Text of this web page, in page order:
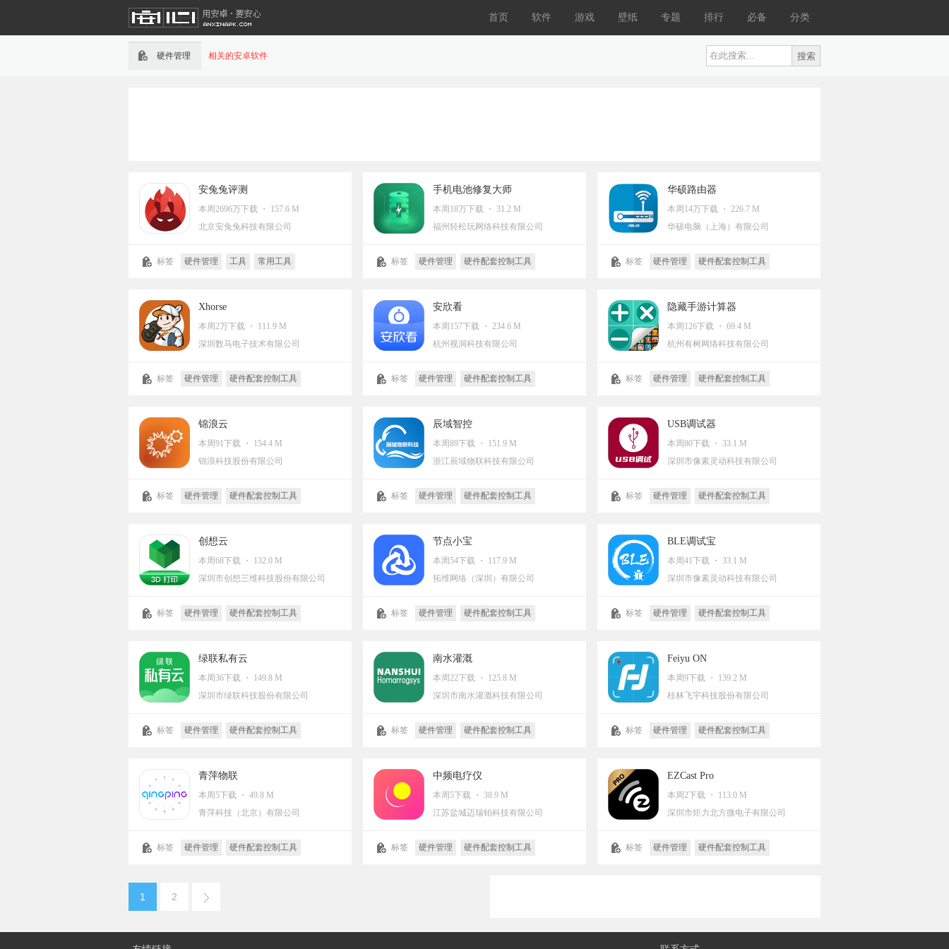
首页 软件 游戏 壁纸 专题 排行 必备 分类
硬件管理 相关的安卓软件
安兔兔评测
本周2696万下载 ・ 157.6 M
北京安兔兔科技有限公司
标签 硬件管理 工具
常用工具
手机电池修复大师
本周18万下载 ・ 31.2 M
福州轻松玩网络科技有限公司
标签 硬件管理 硬件配套控制工具
华硕路由器
本周14万下载 ・ 226.7 M
华硕电脑（上海）有限公司
标签 硬件管理 硬件配套控制工具
Xhorse
本周2万下载 ・ 111.9 M
深圳数马电子技术有限公司
标签 硬件管理 硬件配套控制工具
安欣看
本周157下载 ・ 234.6 M
杭州视洞科技有限公司
标签 硬件管理 硬件配套控制工具
隐藏手游计算器
本周126下载 ・ 69.4 M
杭州有树网络科技有限公司
标签 硬件管理 硬件配套控制工具
锦浪云
本周91下载 ・ 154.4 M
锦浪科技股份有限公司
标签 硬件管理 硬件配套控制工具
辰域智控
本周89下载 ・ 151.9 M
浙江辰域物联科技有限公司
标签 硬件管理 硬件配套控制工具
USB调试器
本周80下载 ・ 33.1 M
深圳市像素灵动科技有限公司
标签 硬件管理 硬件配套控制工具
创想云
本周68下载 ・ 132.0 M
深圳市创想三维科技股份有限公司
标签 硬件管理 硬件配套控制工具
节点小宝
本周54下载 ・ 117.9 M
拓维网络（深圳）有限公司
标签 硬件管理 硬件配套控制工具
BLE调试宝
本周41下载 ・ 33.1 M
深圳市像素灵动科技有限公司
标签 硬件管理 硬件配套控制工具
绿联私有云
本周36下载 ・ 149.8 M
深圳市绿联科技股份有限公司
标签 硬件管理 硬件配套控制工具
南水灌溉
本周22下载 ・ 125.8 M
深圳市南水灌溉科技有限公司
标签 硬件管理 硬件配套控制工具
Feiyu ON
本周9下载 ・ 139.2 M
桂林飞宇科技股份有限公司
标签 硬件管理 硬件配套控制工具
青萍物联
本周5下载 ・ 49.8 M
青萍科技（北京）有限公司
标签 硬件管理 硬件配套控制工具
中频电疗仪
本周5下载 ・ 38.9 M
江苏盐城迈瑞铂科技有限公司
标签 硬件管理 硬件配套控制工具
EZCast Pro
本周2下载 ・ 113.0 M
深圳市炬力北方微电子有限公司
标签 硬件管理 硬件配套控制工具
1 2